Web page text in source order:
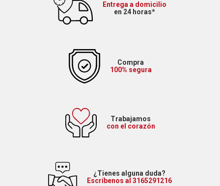
Entrega a domicilio
en 24 horas*
Compra
100% segura
Trabajamos
con el corazón
¿Tienes alguna duda?
Escríbenos al 3165291216